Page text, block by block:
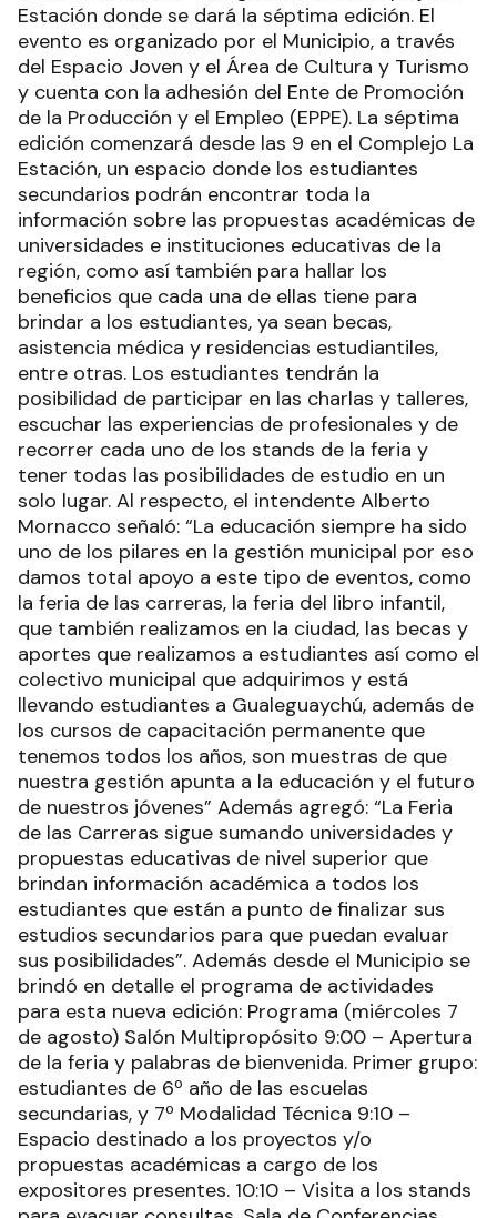
Estación donde se dará la séptima edición. El
evento es organizado por el Municipio, a través
del Espacio Joven y el Área de Cultura y Turismo
y cuenta con la adhesión del Ente de Promoción
de la Producción y el Empleo (EPPE). La séptima
edición comenzará desde las 9 en el Complejo La
Estación, un espacio donde los estudiantes
secundarios podrán encontrar toda la
información sobre las propuestas académicas de
universidades e instituciones educativas de la
región, como así también para hallar los
beneficios que cada una de ellas tiene para
brindar a los estudiantes, ya sean becas,
asistencia médica y residencias estudiantiles,
entre otras. Los estudiantes tendrán la
posibilidad de participar en las charlas y talleres,
escuchar las experiencias de profesionales y de
recorrer cada uno de los stands de la feria y
tener todas las posibilidades de estudio en un
solo lugar. Al respecto, el intendente Alberto
Mornacco señaló: “La educación siempre ha sido
uno de los pilares en la gestión municipal por eso
damos total apoyo a este tipo de eventos, como
la feria de las carreras, la feria del libro infantil,
que también realizamos en la ciudad, las becas y
aportes que realizamos a estudiantes así como el
colectivo municipal que adquirimos y está
llevando estudiantes a Gualeguaychú, además de
los cursos de capacitación permanente que
tenemos todos los años, son muestras de que
nuestra gestión apunta a la educación y el futuro
de nuestros jóvenes” Además agregó: “La Feria
de las Carreras sigue sumando universidades y
propuestas educativas de nivel superior que
brindan información académica a todos los
estudiantes que están a punto de finalizar sus
estudios secundarios para que puedan evaluar
sus posibilidades”. Además desde el Municipio se
brindó en detalle el programa de actividades
para esta nueva edición: Programa (miércoles 7
de agosto) Salón Multipropósito 9:00 – Apertura
de la feria y palabras de bienvenida. Primer grupo:
estudiantes de 6º año de las escuelas
secundarias, y 7º Modalidad Técnica 9:10 –
Espacio destinado a los proyectos y/o
propuestas académicas a cargo de los
expositores presentes. 10:10 – Visita a los stands